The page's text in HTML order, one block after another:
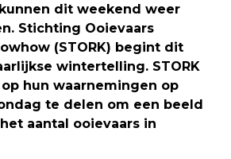
dit weekend weer
Stichting Ooievaars
(STORK) begint dit
wintertelling. STORK
hun waarnemingen op
te delen om een beeld
aantal ooievaars in